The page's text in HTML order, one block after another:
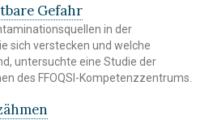
Gefahr
in der
sich verstecken und welche
untersuchte eine Studie der
des FFOQSI-Kompetenzzentrums.